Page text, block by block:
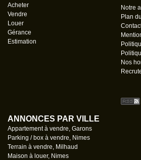
Acheter
Vendre
Louer
Gérance
Estimation
Notre
Plan
Nos
ANNONCES PAR VILLE
Appartement à vendre, Garons
Parking / box à vendre, Nimes
Terrain à vendre, Milhaud
Maison à louer, Nimes